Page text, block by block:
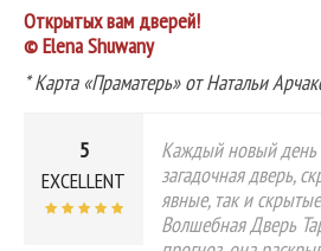
Открытых вам дверей!
© Elena Shuwany
* Карта «Праматерь» от Натальи
5
EXCELLENT
Каждый новый день
загадочная дверь,
явные, так и
Волшебная Дверь